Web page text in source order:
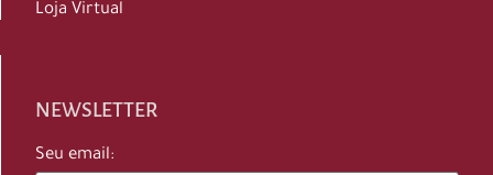
Loja Virtual
NEWSLETTER
Seu email: